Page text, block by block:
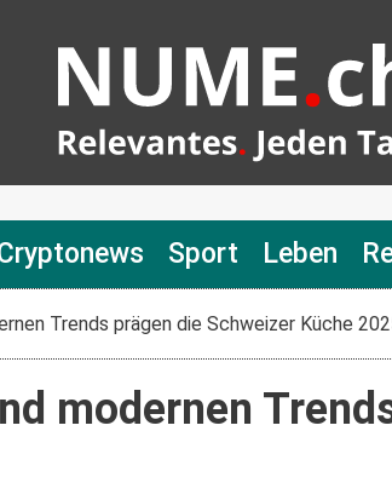
Sport Leben
Trends prägen die Schweizer Küche
modernen